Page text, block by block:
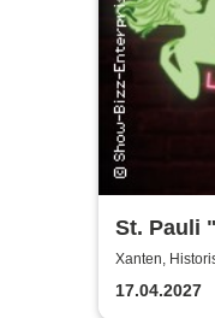
St. Pauli
Stange"
Xanten,
17.04.2027